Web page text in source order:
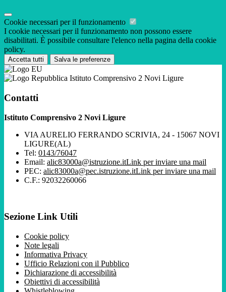
Cookie necessari per il funzionamento
I cookie necessari per il funzionamento non possono essere
disabilitati. È possibile consultare l'elenco nella pagina della cookie
policy.
Accetta tutti Salva le preferenze
Istituto Comprensivo 2 Novi Ligure
Contatti
Istituto Comprensivo 2 Novi Ligure
VIA AURELIO FERRANDO SCRIVIA, 24 - 15067 NOVI
LIGURE(AL)
Tel: 0143/76047
Email: alic83000a@istruzione.itLink per inviare una mail
PEC: alic83000a@pec.istruzione.itLink per inviare una mail
C.F.: 92032260066
Sezione Link Utili
Cookie policy
Note legali
Informativa Privacy
Ufficio Relazioni con il Pubblico
Dichiarazione di accessibilità
Obiettivi di accessibilità